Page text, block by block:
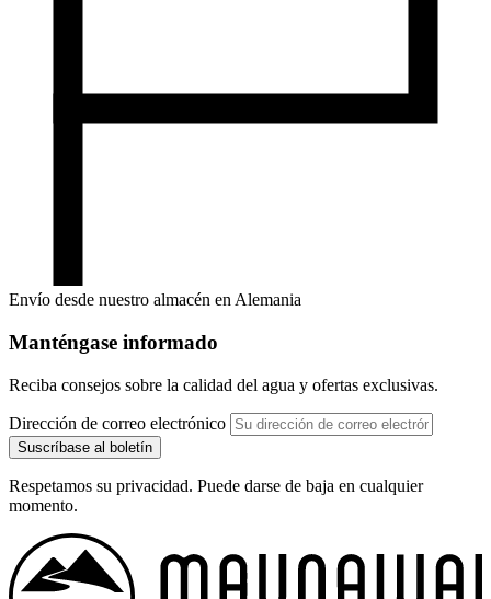
Envío desde nuestro almacén en Alemania
Manténgase informado
Reciba consejos sobre la calidad del agua y ofertas exclusivas.
Dirección de correo electrónico
Suscríbase al boletín
Respetamos su privacidad. Puede darse de baja en cualquier
momento.